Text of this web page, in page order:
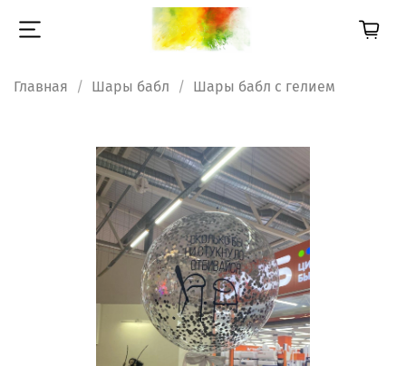
Главная Шары бабл Шары бабл с гелием